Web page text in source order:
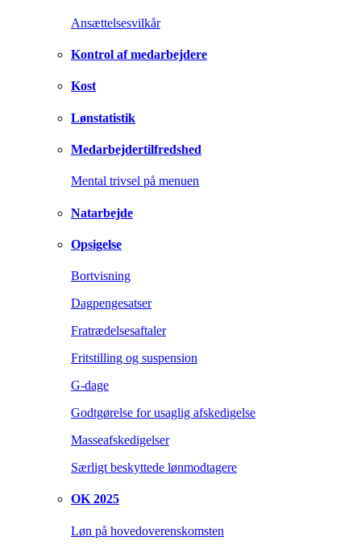
Ansættelsesvilkår
Kontrol af medarbejdere
Kost
Lønstatistik
Medarbejdertilfredshed
Mental trivsel på menuen
Natarbejde
Opsigelse
Bortvisning
Dagpengesatser
Fratrædelsesaftaler
Fritstilling og suspension
G-dage
Godtgørelse for usaglig afskedigelse
Masseafskedigelser
Særligt beskyttede lønmodtagere
OK 2025
Løn på hovedoverenskomsten